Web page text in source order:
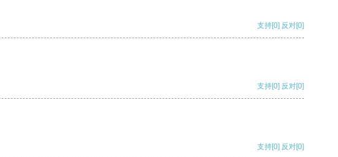
支持[0] 反对[0]
支持[0] 反对[0]
支持[0] 反对[0]